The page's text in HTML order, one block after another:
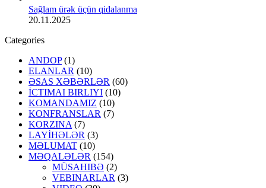
Sağlam ürək üçün qidalanma
20.11.2025
Categories
ANDOP(1)
ELANLAR (10)
ƏSAS XƏBƏRLƏR (60)
İCTIMAI BIRLIYI (10)
KOMANDAMIZ (10)
KONFRANSLAR (7)
KORZINA (7)
LAYİHƏLƏR (3)
MƏLUMAT (10)
MƏQALƏLƏR (154)
MÜSAHIBƏ (2)
VEBINARLAR (3)